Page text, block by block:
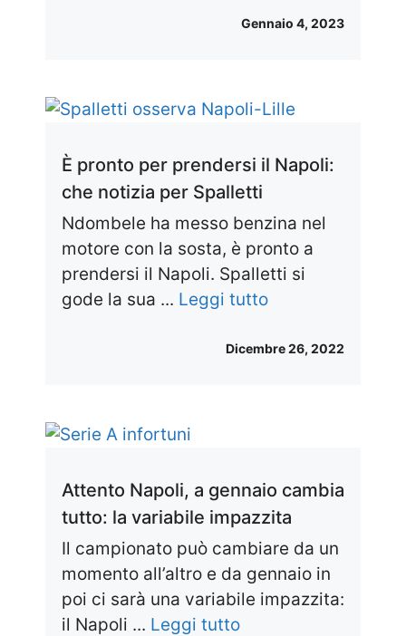
Gennaio 4, 2023
È pronto per prendersi il Napoli:
che notizia per Spalletti
Ndombele ha messo benzina nel
motore con la sosta, è pronto a
prendersi il Napoli. Spalletti si
gode la sua ... Leggi tutto
Dicembre 26, 2022
Attento Napoli, a gennaio cambia
tutto: la variabile impazzita
Il campionato può cambiare da un
momento all’altro e da gennaio in
poi ci sarà una variabile impazzita:
il Napoli ... Leggi tutto